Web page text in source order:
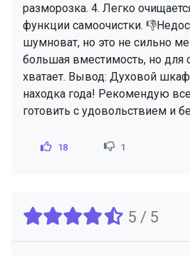
разморозка. 4. Легко
функции самоочистки.
шумноват, но это не сильно
большая вместимость, но для
хватает. Вывод: Духовой
находка года! Рекомендую
готовить с удовольствием и
18 1
5 / 5